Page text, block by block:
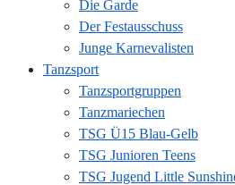
Die Garde
Der Festausschuss
Junge Karnevalisten
Tanzsport
Tanzsportgruppen
Tanzmariechen
TSG Ü15 Blau-Gelb
TSG Junioren Teens
TSG Jugend Little